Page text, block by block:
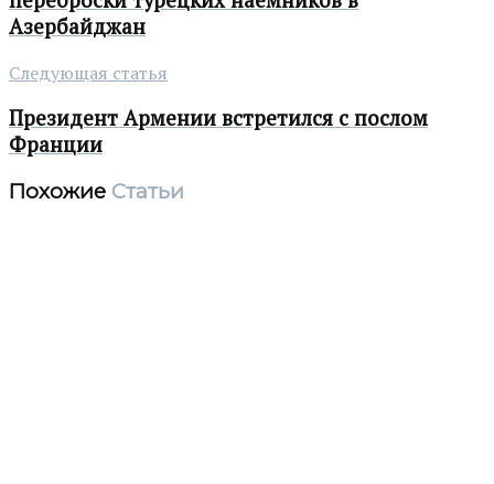
Азербайджан
Следующая статья
Президент Армении встретился с послом
Франции
Похожие Статьи